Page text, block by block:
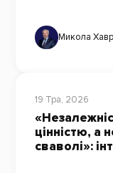
Микола
19 Тра, 2026
цінністю, а
сваволі»: